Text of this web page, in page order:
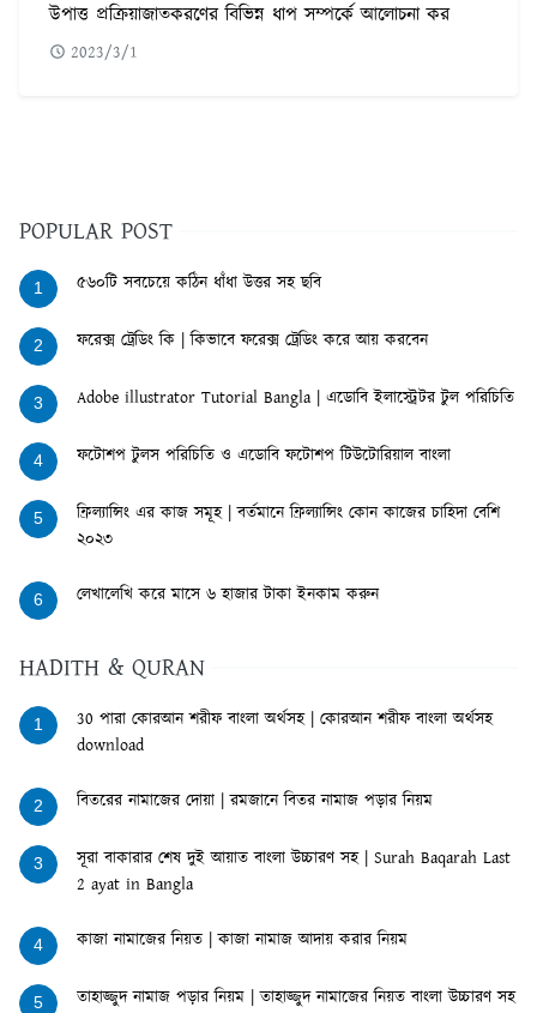
উপাত্ত প্রক্রিয়াজাতকরণের বিভিন্ন ধাপ সম্পর্কে আলোচনা কর
2023/3/1
POPULAR POST
1 ৫৬০টি সবচেয়ে কঠিন ধাঁধা উত্তর সহ ছবি
2 ফরেক্স ট্রেডিং কি | কিভাবে ফরেক্স ট্রেডিং করে আয় করবেন
3 Adobe illustrator Tutorial Bangla | এডোবি ইলাস্ট্রেটর টুল পরিচিতি
4 ফটোশপ টুলস পরিচিতি ও এডোবি ফটোশপ টিউটোরিয়াল বাংলা
5
ফ্রিল্যান্সিং এর কাজ সমূহ | বর্তমানে ফ্রিল্যান্সিং কোন কাজের চাহিদা বেশি
২০২৩
6 লেখালেখি করে মাসে ৬ হাজার টাকা ইনকাম করুন
HADITH & QURAN
1
30 পারা কোরআন শরীফ বাংলা অর্থসহ | কোরআন শরীফ বাংলা অর্থসহ
download
2 বিতরের নামাজের দোয়া | রমজানে বিতর নামাজ পড়ার নিয়ম
3
সূরা বাকারার শেষ দুই আয়াত বাংলা উচ্চারণ সহ | Surah Baqarah Last
2 ayat in Bangla
4 কাজা নামাজের নিয়ত | কাজা নামাজ আদায় করার নিয়ম
5 তাহাজ্জুদ নামাজ পড়ার নিয়ম | তাহাজ্জুদ নামাজের নিয়ত বাংলা উচ্চারণ সহ